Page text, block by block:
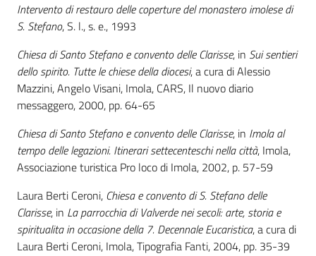
Intervento di restauro delle coperture del monastero imolese di
S. Stefano, S. l., s. e., 1993
Chiesa di Santo Stefano e convento delle Clarisse, in Sui sentieri
dello spirito. Tutte le chiese della diocesi, a cura di Alessio
Mazzini, Angelo Visani, Imola, CARS, Il nuovo diario
messaggero, 2000, pp. 64-65
Chiesa di Santo Stefano e convento delle Clarisse, in Imola al
tempo delle legazioni. Itinerari settecenteschi nella città, Imola,
Associazione turistica Pro loco di Imola, 2002, p. 57-59
Laura Berti Ceroni, Chiesa e convento di S. Stefano delle
Clarisse, in La parrocchia di Valverde nei secoli: arte, storia e
spiritualita in occasione della 7. Decennale Eucaristica, a cura di
Laura Berti Ceroni, Imola, Tipografia Fanti, 2004, pp. 35-39